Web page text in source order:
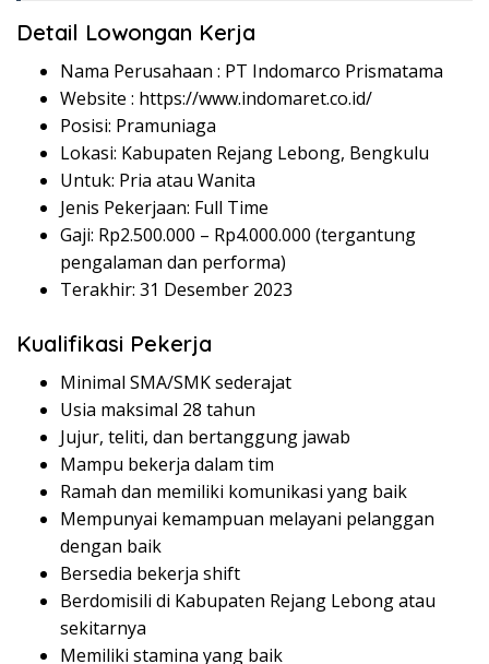
Detail Lowongan Kerja
Nama Perusahaan : PT Indomarco Prismatama
Website : https://www.indomaret.co.id/
Posisi: Pramuniaga
Lokasi: Kabupaten Rejang Lebong, Bengkulu
Untuk: Pria atau Wanita
Jenis Pekerjaan: Full Time
Gaji: Rp2.500.000 – Rp4.000.000 (tergantung
pengalaman dan performa)
Terakhir: 31 Desember 2023
Kualifikasi Pekerja
Minimal SMA/SMK sederajat
Usia maksimal 28 tahun
Jujur, teliti, dan bertanggung jawab
Mampu bekerja dalam tim
Ramah dan memiliki komunikasi yang baik
Mempunyai kemampuan melayani pelanggan
dengan baik
Bersedia bekerja shift
Berdomisili di Kabupaten Rejang Lebong atau
sekitarnya
Memiliki stamina yang baik